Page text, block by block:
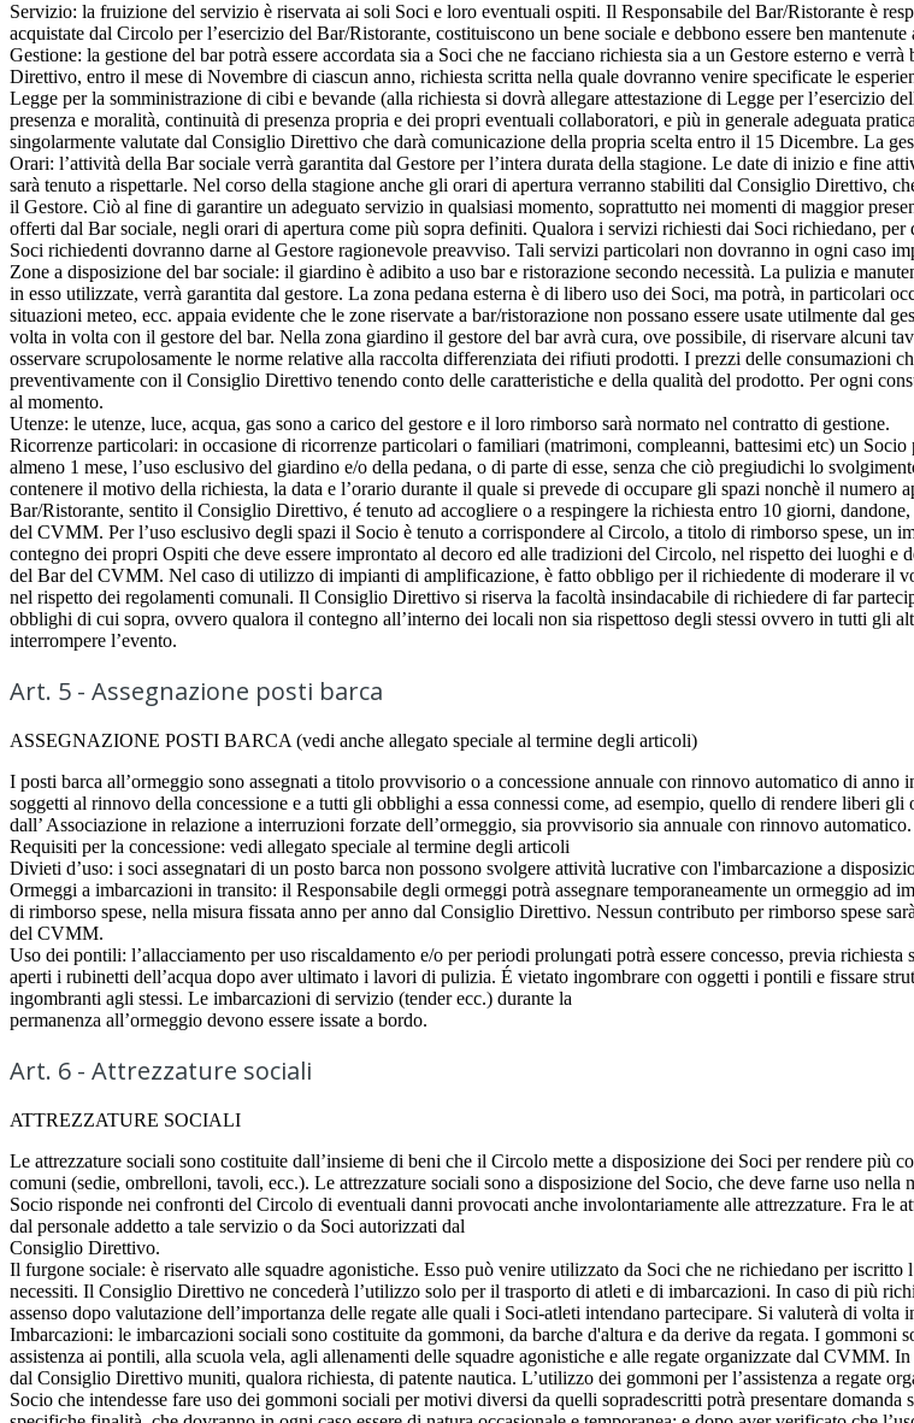
Servizio: la fruizione del servizio è riservata ai soli Soci e loro eventuali ospiti. Il Responsabile del Bar/Ristorante è
acquistate dal Circolo per l’esercizio del Bar/Ristorante, costituiscono un bene sociale e debbono essere ben mantenute
Gestione: la gestione del bar potrà essere accordata sia a Soci che ne facciano richiesta sia a un Gestore esterno e
Direttivo, entro il mese di Novembre di ciascun anno, richiesta scritta nella quale dovranno venire specificate le
Legge per la somministrazione di cibi e bevande (alla richiesta si dovrà allegare attestazione di Legge per l’esercizio
presenza e moralità, continuità di presenza propria e dei propri eventuali collaboratori, e più in generale adeguata
singolarmente valutate dal Consiglio Direttivo che darà comunicazione della propria scelta entro il 15 Dicembre. La
Orari: l’attività della Bar sociale verrà garantita dal Gestore per l’intera durata della stagione. Le date di inizio e fine
sarà tenuto a rispettarle. Nel corso della stagione anche gli orari di apertura verranno stabiliti dal Consiglio Direttivo,
il Gestore. Ciò al fine di garantire un adeguato servizio in qualsiasi momento, soprattutto nei momenti di maggior
offerti dal Bar sociale, negli orari di apertura come più sopra definiti. Qualora i servizi richiesti dai Soci richiedano,
Soci richiedenti dovranno darne al Gestore ragionevole preavviso. Tali servizi particolari non dovranno in ogni caso
Zone a disposizione del bar sociale: il giardino è adibito a uso bar e ristorazione secondo necessità. La pulizia e
in esso utilizzate, verrà garantita dal gestore. La zona pedana esterna è di libero uso dei Soci, ma potrà, in particolari
situazioni meteo, ecc. appaia evidente che le zone riservate a bar/ristorazione non possano essere usate utilmente dal
volta in volta con il gestore del bar. Nella zona giardino il gestore del bar avrà cura, ove possibile, di riservare alcuni
osservare scrupolosamente le norme relative alla raccolta differenziata dei rifiuti prodotti. I prezzi delle consumazioni
preventivamente con il Consiglio Direttivo tenendo conto delle caratteristiche e della qualità del prodotto. Per ogni
al momento.
Utenze: le utenze, luce, acqua, gas sono a carico del gestore e il loro rimborso sarà normato nel contratto di gestione.
Ricorrenze particolari: in occasione di ricorrenze particolari o familiari (matrimoni, compleanni, battesimi etc) un
almeno 1 mese, l’uso esclusivo del giardino e/o della pedana, o di parte di esse, senza che ciò pregiudichi lo
contenere il motivo della richiesta, la data e l’orario durante il quale si prevede di occupare gli spazi nonchè il
Bar/Ristorante, sentito il Consiglio Direttivo, é tenuto ad accogliere o a respingere la richiesta entro 10 giorni,
del CVMM. Per l’uso esclusivo degli spazi il Socio è tenuto a corrispondere al Circolo, a titolo di rimborso spese,
contegno dei propri Ospiti che deve essere improntato al decoro ed alle tradizioni del Circolo, nel rispetto dei luoghi
del Bar del CVMM. Nel caso di utilizzo di impianti di amplificazione, è fatto obbligo per il richiedente di moderare il
nel rispetto dei regolamenti comunali. Il Consiglio Direttivo si riserva la facoltà insindacabile di richiedere di far
obblighi di cui sopra, ovvero qualora il contegno all’interno dei locali non sia rispettoso degli stessi ovvero in tutti gli
interrompere l’evento.
Art. 5 - Assegnazione posti barca
ASSEGNAZIONE POSTI BARCA (vedi anche allegato speciale al termine degli articoli)
I posti barca all’ormeggio sono assegnati a titolo provvisorio o a concessione annuale con rinnovo automatico di
soggetti al rinnovo della concessione e a tutti gli obblighi a essa connessi come, ad esempio, quello di rendere liberi
dall’ Associazione in relazione a interruzioni forzate dell’ormeggio, sia provvisorio sia annuale con rinnovo automatico.
Requisiti per la concessione: vedi allegato speciale al termine degli articoli
Divieti d’uso: i soci assegnatari di un posto barca non possono svolgere attività lucrative con l'imbarcazione a
Ormeggi a imbarcazioni in transito: il Responsabile degli ormeggi potrà assegnare temporaneamente un ormeggio
di rimborso spese, nella misura fissata anno per anno dal Consiglio Direttivo. Nessun contributo per rimborso spese
del CVMM.
Uso dei pontili: l’allacciamento per uso riscaldamento e/o per periodi prolungati potrà essere concesso, previa
aperti i rubinetti dell’acqua dopo aver ultimato i lavori di pulizia. É vietato ingombrare con oggetti i pontili e fissare
ingombranti agli stessi. Le imbarcazioni di servizio (tender ecc.) durante la
permanenza all’ormeggio devono essere issate a bordo.
Art. 6 - Attrezzature sociali
ATTREZZATURE SOCIALI
Le attrezzature sociali sono costituite dall’insieme di beni che il Circolo mette a disposizione dei Soci per rendere più
comuni (sedie, ombrelloni, tavoli, ecc.). Le attrezzature sociali sono a disposizione del Socio, che deve farne uso
Socio risponde nei confronti del Circolo di eventuali danni provocati anche involontariamente alle attrezzature. Fra le
dal personale addetto a tale servizio o da Soci autorizzati dal
Consiglio Direttivo.
Il furgone sociale: è riservato alle squadre agonistiche. Esso può venire utilizzato da Soci che ne richiedano per
necessiti. Il Consiglio Direttivo ne concederà l’utilizzo solo per il trasporto di atleti e di imbarcazioni. In caso di più
assenso dopo valutazione dell’importanza delle regate alle quali i Soci-atleti intendano partecipare. Si valuterà di
Imbarcazioni: le imbarcazioni sociali sono costituite da gommoni, da barche d'altura e da derive da regata. I gommoni
assistenza ai pontili, alla scuola vela, agli allenamenti delle squadre agonistiche e alle regate organizzate dal CVMM.
dal Consiglio Direttivo muniti, qualora richiesta, di patente nautica. L’utilizzo dei gommoni per l’assistenza a regate
Socio che intendesse fare uso dei gommoni sociali per motivi diversi da quelli sopradescritti potrà presentare